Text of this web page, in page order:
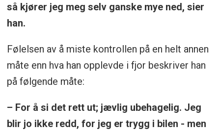
så kjører jeg meg selv ganske mye ned, sier
han.
Følelsen av å miste kontrollen på en helt annen
måte enn hva han opplevde i fjor beskriver han
på følgende måte:
– For å si det rett ut; jævlig ubehagelig. Jeg
blir jo ikke redd, for jeg er trygg i bilen - men